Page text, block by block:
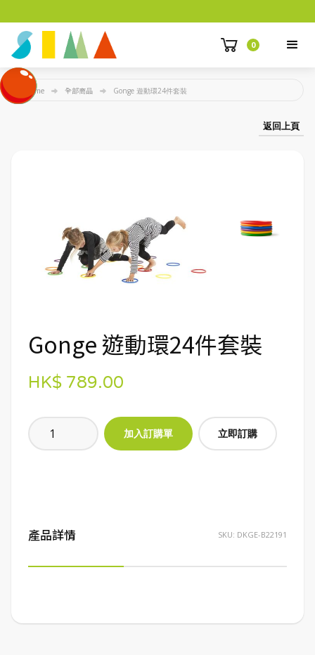
0
Home 全部商品 Gonge 遊動環24件套裝
返回上頁
Gonge 遊動環24件套裝
HK$ 789.00
立即訂購
產品詳情 SKU: DKGE-B22191